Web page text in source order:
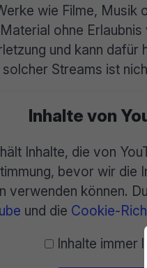
wie Filme, Musik
ohne
und kann
Streams ist
Inhalte von
Inhalte, die von
bevor wir die
verwenden können.
und die Cookie-
Inhalte immer